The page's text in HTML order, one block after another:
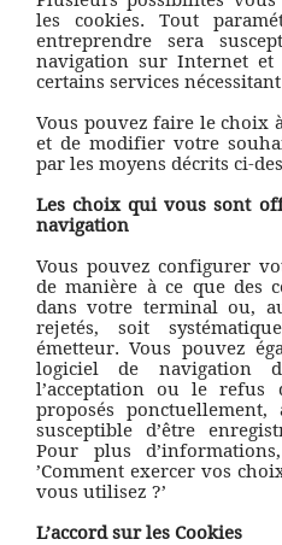
les cookies. Tout
entreprendre sera
navigation sur Internet et
certains services
Vous pouvez faire le choix
et de modifier votre
par les moyens décrits ci-
Les choix qui vous sont
navigation
Vous pouvez configurer
de manière à ce que des
dans votre terminal ou,
rejetés, soit
émetteur. Vous pouvez
logiciel de navigation
l’acceptation ou le refus
proposés
susceptible d’être
Pour plus
’Comment exercer vos
vous utilisez ?’
L’accord sur les Cookies